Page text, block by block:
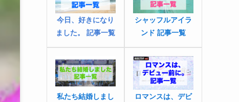
今日、好きになり
ました。 記事一覧
シャッフルアイラ
ンド 記事一覧
私たち結婚しまし
ロマンスは、デビ